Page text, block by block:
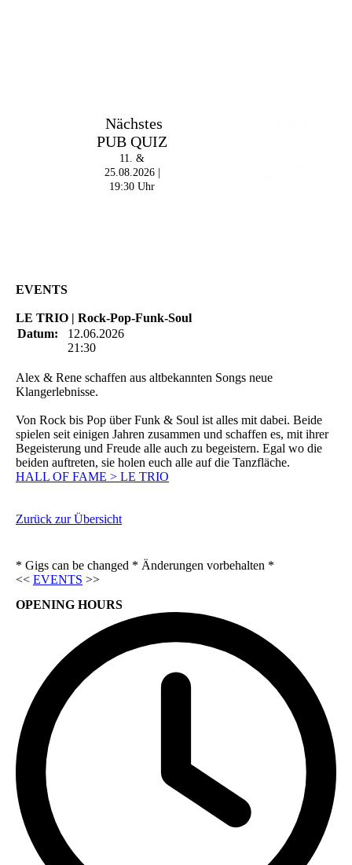
Nächstes
PUB QUIZ
11. &
25.08.2026 |
19:30 Uhr
EVENTS
LE TRIO | Rock-Pop-Funk-Soul
Datum:
12.06.2026
21:30
Alex & Rene schaffen aus altbekannten Songs neue
Klangerlebnisse.
Von Rock bis Pop über Funk & Soul ist alles mit dabei. Beide
spielen seit einigen Jahren zusammen und schaffen es, mit ihrer
Begeisterung und Freude alle auch zu begeistern. Egal wo die
beiden auftreten, sie holen euch alle auf die Tanzfläche.
HALL OF FAME > LE TRIO
Zurück zur Übersicht
* Gigs can be changed * Änderungen vorbehalten *
<< EVENTS >>
OPENING HOURS